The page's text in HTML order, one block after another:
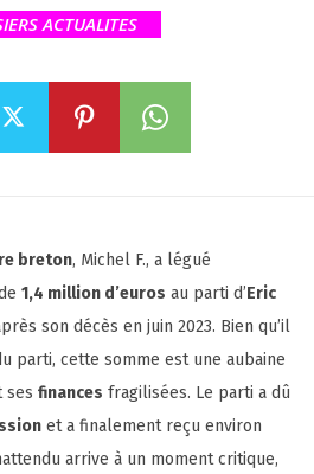
ACTUALITES
breton, Michel F., a légué
1,4 million d’euros au parti d’Eric
son décès en juin 2023. Bien qu’il
parti, cette somme est une aubaine
ses finances fragilisées. Le parti a dû
et a finalement reçu environ
arrive à un moment critique,